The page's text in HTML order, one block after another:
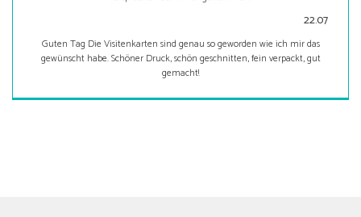
schon diesbezüglich andere Vorschläge gemacht, was ich sehr geschätzt
Adventszeit.
22.07
Guten Tag Die Visitenkarten sind genau so geworden wie ich mir das
gewünscht habe. Schöner Druck, schön geschnitten, fein verpackt, gut
gemacht!